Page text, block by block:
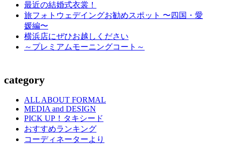
最近の結婚式衣裳！
旅フォトウェデイングお勧めスポット 〜四国・愛
媛編〜
横浜店にぜひお越しください
～プレミアムモーニングコート～
category
ALL ABOUT FORMAL
MEDIA and DESIGN
PICK UP！タキシード
おすすめランキング
コーディネーターより